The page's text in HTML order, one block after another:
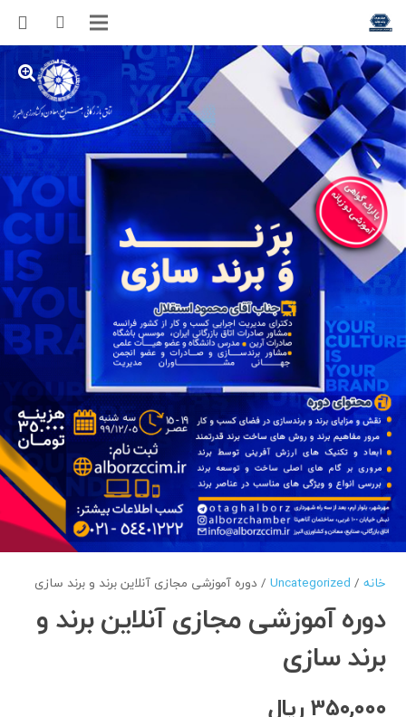
خانه /
Uncategorized / دوره آموزشی مجازی آنلاین برند و برند سازی
دوره آموزشی مجازی آنلاین برند و
برند سازی
350,000 ریال